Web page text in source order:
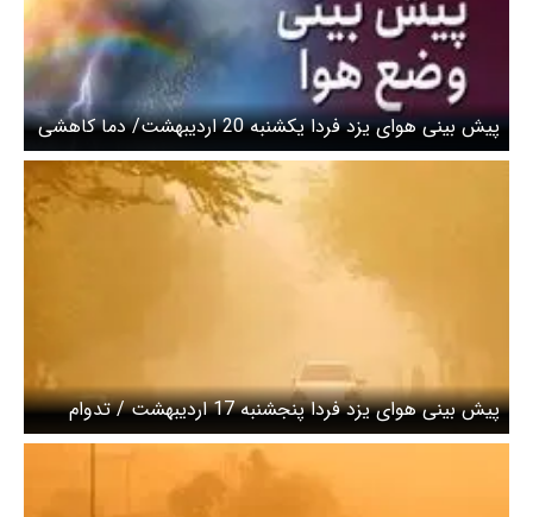
پیش بینی هوای یزد فردا یکشنبه 20 اردیبهشت/ دما کاهشی
می شود
پیش بینی هوای یزد فردا پنجشنبه 17 اردیبهشت / تدوام
وزش تندباد تا آخر هفته